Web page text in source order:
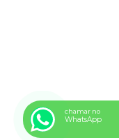
chamar no
WhatsApp